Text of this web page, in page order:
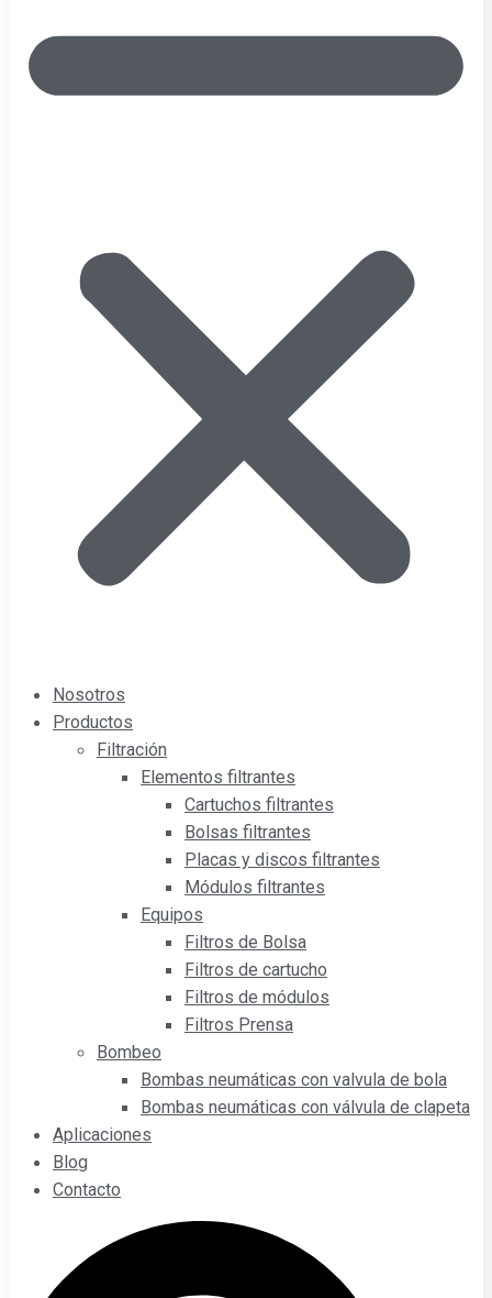
Nosotros
Productos
Filtración
Elementos filtrantes
Cartuchos filtrantes
Bolsas filtrantes
Placas y discos filtrantes
Módulos filtrantes
Equipos
Filtros de Bolsa
Filtros de cartucho
Filtros de módulos
Filtros Prensa
Bombeo
Bombas neumáticas con valvula de bola
Bombas neumáticas con válvula de clapeta
Aplicaciones
Blog
Contacto